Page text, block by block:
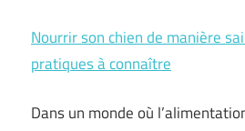
Nourrir son chien de manière
pratiques à connaître
Dans un monde où